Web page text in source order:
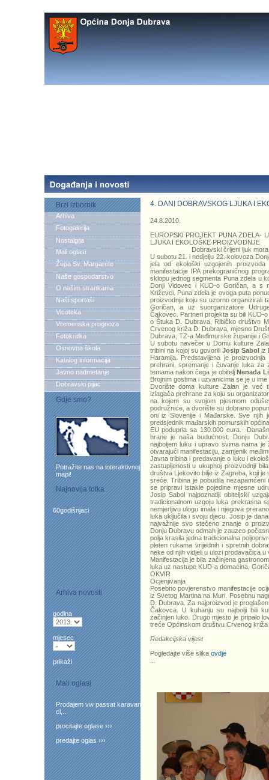
Brzi izbornik
Arhiva
Fotogalerija
Nostalgija
Mali oglasi
Župa Sv. Margarete
Naše gospodarstvo
O našim strankama
Naši sportaši
Vicoteka
Vremenska prognoza
Fotokritika
Osnovna škola
Katalog informacija
Javno nadmetanje
Dobravski pijac
Gdje smo?
Potražite nas na interaktivnoj
mapi!
Najnovija fotka
60godišnjaci
Arhiva novosti
godina
mjesec
prikaži
Mali oglasi
Prodajem vw passat karavan
cl,...
procitajte oglase ›››
predajte oglas ›››
4. DANI DOBRAVSKOG LJUKA I
24.8.2010.
EUROPSKI PROJEKT PUNA ZDELA-
LJUKA I EKOLOŠKE PROIZVODNJE
Dobravski črljeni ljuk mora
U subotu 21. i nedjelju 22. kolovoza
jela od ekološki uzgojenih
manifestacije IPA prekograničnog
sklopu jednog segmenta Puna zdela u
Donji Vidovec i KUD-o Goričan, a s
Križevci. Puna zdela je ovoga puta
proizvodnje koju su uzorno organizirali
Goričan, a uz suorganizatore
Čakovec. Partneri projekta su bili KUD-
o Štuka D. Dubrava, Ribičko društvo
Crvenog križa D. Dubrava, mjesno
Dubrava, TZ-a Međimurske županije i
U subotu navečer u Domu kulture
tribini na kojoj su govoriliJosip Sabol iz
Haramija. Predstavljena je
prehrani, spremanje i čuvanje luka
temama nakon čega je obiteljNenada
Brojnim gostima i uzvanicima se je u
Dvorište doma kulture Zalan je već
izlagača prehrane za koju su
na kojem su svojom pjesmom
podružnice, a dvorište su dobrano
oni iz Slovenije i Mađarske. Sve njih
predsjednik mađarskih pomurskih
EU poduprla sa 130.000 eura.-
hrane je naša budućnost. Donju
najboljem luku i upravo svima nama
otvarajući manifestaciju, zamjenik
Javna tribina i predavanje o luku i
zastupljenosti u ukupnoj proizvodnji
društva Ljekovito bilje iz Zagreba, koji
sreće. Tribina je pobudila
se pripravi istakle pojedine mjesne
Josip Sabol najpoznatiji obiteljski
tradicionalnom uzgoju luka prekrasna
nemjerljivu ulogu imala i njegova
luka uključila i svoju djecu. Josip je
najvažnije svo stečeno znanje o
Donju Dubravu odmah je zauzeo
polja krasila jedna tradicionalna
pleten rukama vrijednih i spretnih
neke od njih vidjeli u ulozi prodavačica
Manifestacija je bila začinjena
luka uz nastupe KUD-a domaćina,
OKVIR
Ocjenjivanja
Posebno povjerenstvo manifestacije
iz Svetog Martina na Muri. Posebnu
D. Dubrava. Za najproizvod je
Čakovca. U kuhanju su najbolji bili
začinjen luko. Drugo mjesto je pripalo
treće Općinskom društvu Crvenog
Redakcijska vijest
Pogledajte više slika ovdje